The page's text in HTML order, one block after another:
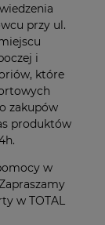
przy ul.
i
które
zakupów
produktów
w
w TOTAL